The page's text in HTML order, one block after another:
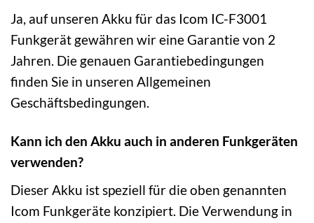
Ja, auf unseren Akku für das Icom IC-F3001
Funkgerät gewähren wir eine Garantie von 2
Jahren. Die genauen Garantiebedingungen
finden Sie in unseren Allgemeinen
Geschäftsbedingungen.
Kann ich den Akku auch in anderen Funkgeräten
verwenden?
Dieser Akku ist speziell für die oben genannten
Icom Funkgeräte konzipiert. Die Verwendung in